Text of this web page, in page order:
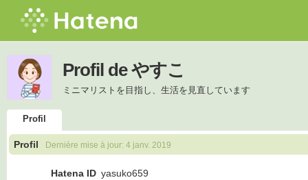
Profil de やすこ
ミニマリストを目指し、生活を見直しています
Profil
Profil Dernière mise à jour: 4 janv. 2019
Hatena ID yasuko659